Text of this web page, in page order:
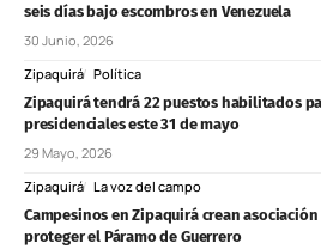
seis días bajo escombros en Venezuela
30 Junio, 2026
Zipaquirá Política
Zipaquirá tendrá 22 puestos habilitados
presidenciales este 31 de mayo
29 Mayo, 2026
Zipaquirá La voz del campo
Campesinos en Zipaquirá crean
proteger el Páramo de Guerrero